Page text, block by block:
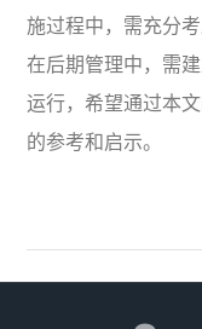
施过程中，需充分
在后期管理中，需
运行，希望通过本
的参考和启示。